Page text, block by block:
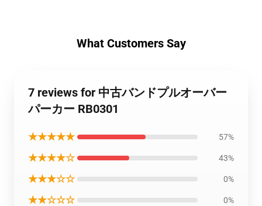
What Customers Say
7 reviews for 中古バンドプルオーバー
パーカー RB0301
★★★★★ 57%
★★★★☆ 43%
★★★☆☆ 0%
★★☆☆☆ 0%